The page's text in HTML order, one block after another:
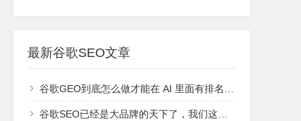
最新谷歌SEO文章
谷歌GEO到底怎么做才能在 AI 里面有排名或者能够被引用？
谷歌SEO已经是大品牌的天下了，我们这些新网站还有机会吗？